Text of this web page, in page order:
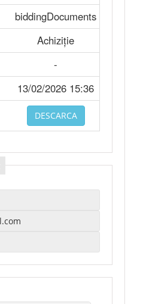
biddingDocuments
Achiziție
-
13/02/2026 15:36
DESCARCA